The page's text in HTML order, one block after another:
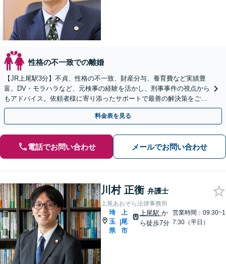
性格の不一致での離婚
【JR上尾駅3分】不貞、性格の不一致、財産分与、養育費など実績豊
富。DV・モラハラなど、元検事の経験を活かし、刑事事件の視点から
もアドバイス。依頼者様に寄り添ったサポートで最善の解決策をご提
案いたします【初回面談30分無料】
料金表を見る
電話でお問い合わせ メールでお問い合わせ
川村 正衡 弁護士
上尾あおぞら法律事務所
埼
玉
県
|
上
尾
市
上尾駅 か
ら徒歩7分
営業時間：09:30~1
7:30（平日）